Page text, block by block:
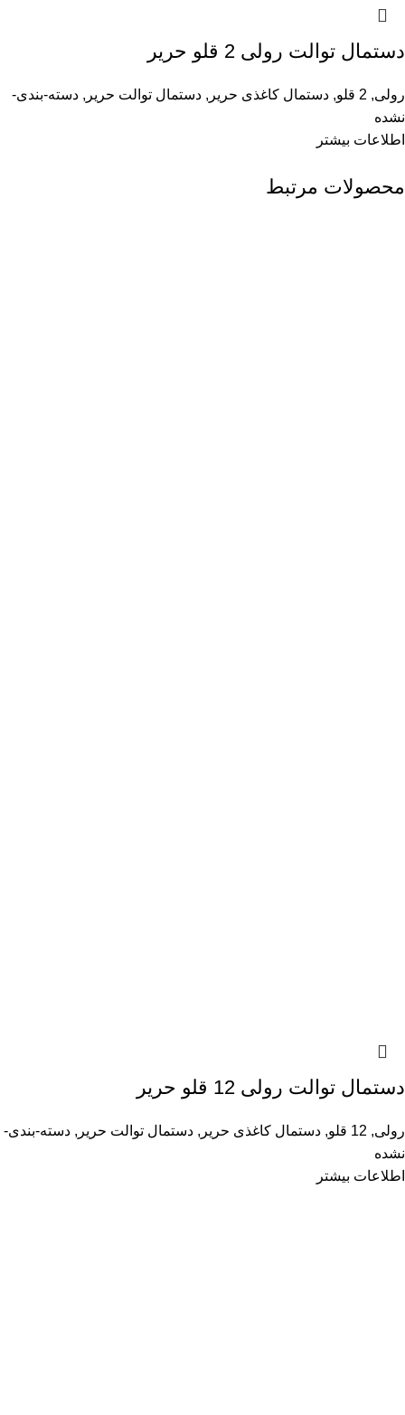
دستمال توالت رولی 2 قلو حریر
رولی, 2 قلو , دستمال کاغذی حریر , دستمال توالت حریر , دسته-بندی-
نشده
اطلاعات بیشتر
محصولات مرتبط
دستمال توالت رولی 12 قلو حریر
رولی, 12 قلو , دستمال کاغذی حریر , دستمال توالت حریر , دسته-بندی-
نشده
اطلاعات بیشتر